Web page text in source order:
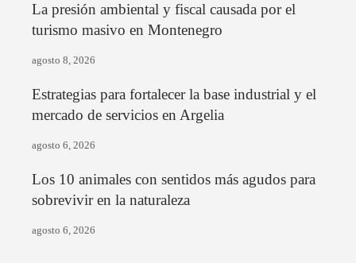
La presión ambiental y fiscal causada por el
turismo masivo en Montenegro
agosto 8, 2026
Estrategias para fortalecer la base industrial y el
mercado de servicios en Argelia
agosto 6, 2026
Los 10 animales con sentidos más agudos para
sobrevivir en la naturaleza
agosto 6, 2026